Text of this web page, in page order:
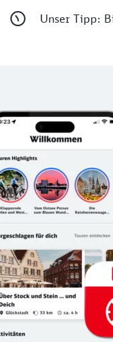
Unser Tipp: